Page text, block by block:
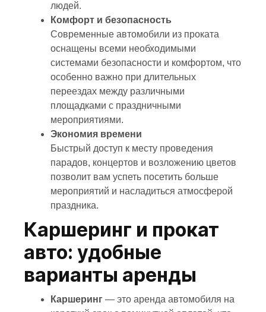
людей.
Комфорт и безопасность
Современные автомобили из проката
оснащены всеми необходимыми
системами безопасности и комфортом, что
особенно важно при длительных
переездах между различными
площадками с праздничными
мероприятиями.
Экономия времени
Быстрый доступ к месту проведения
парадов, концертов и возложению цветов
позволит вам успеть посетить больше
мероприятий и насладиться атмосферой
праздника.
Каршеринг и прокат
авто: удобные
варианты аренды
Каршеринг — это аренда автомобиля на